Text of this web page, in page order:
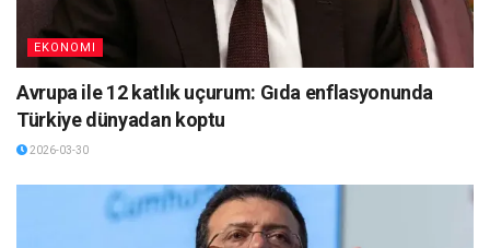
EKONOMI
Avrupa ile 12 katlık uçurum: Gıda enflasyonunda
Türkiye dünyadan koptu
2026-03-30